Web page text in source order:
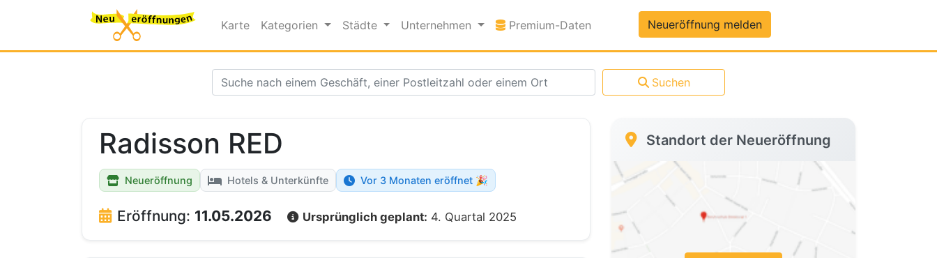
Karte Kategorien Städte Unternehmen Premium-Daten Premium-DatenNeueröffnung melden
Suchen
Radisson RED
Neueröffnung Hotels & Unterkünfte Vor 3 Monaten eröffnet 🎉
Eröffnung: 11.05.2026 Ursprünglich geplant: 4. Quartal 2025
Standort der Neueröffnung